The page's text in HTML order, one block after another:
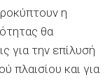
η
θα
για την επίλυσή
πλαισίου και για